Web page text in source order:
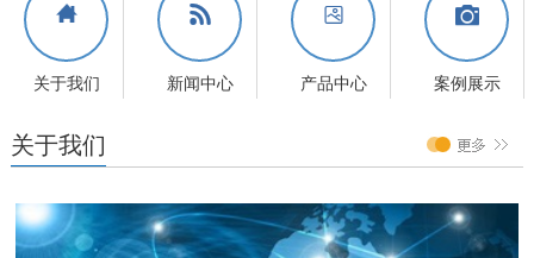

关于我们

新闻中心

产品中心

案例展示
关于我们